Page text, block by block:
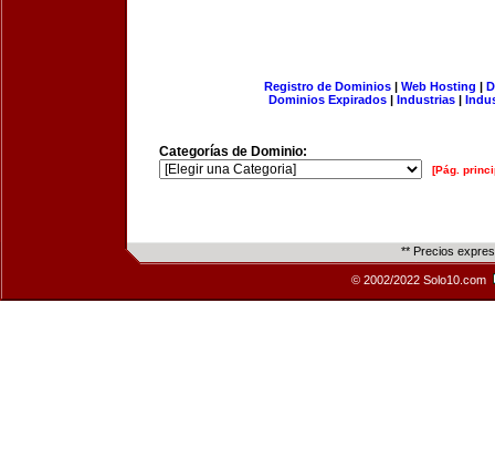
Registro de Dominios| Web Hosting |
Dominios Expirados | Industrias |
Categorías de Dominio:
[Pág.
** Precios
© 2002/2022 Solo10.com